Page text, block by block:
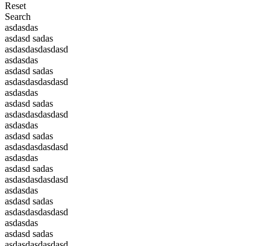
Reset
Search
asdasdas
asdasd sadas
asdasdasdasdasd
asdasdas
asdasd sadas
asdasdasdasdasd
asdasdas
asdasd sadas
asdasdasdasdasd
asdasdas
asdasd sadas
asdasdasdasdasd
asdasdas
asdasd sadas
asdasdasdasdasd
asdasdas
asdasd sadas
asdasdasdasdasd
asdasdas
asdasd sadas